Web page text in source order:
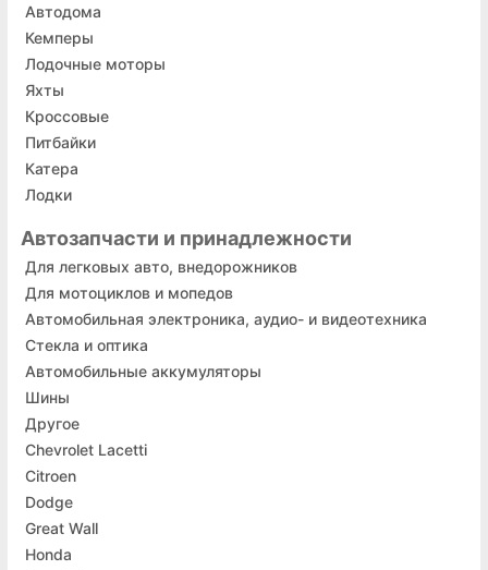
Автодома
Кемперы
Лодочные моторы
Яхты
Кроссовые
Питбайки
Катера
Лодки
Автозапчасти и принадлежности
Для легковых авто, внедорожников
Для мотоциклов и мопедов
Автомобильная электроника, аудио- и видеотехника
Стекла и оптика
Автомобильные аккумуляторы
Шины
Другое
Chevrolet Lacetti
Citroen
Dodge
Great Wall
Honda